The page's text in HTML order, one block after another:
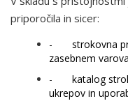
priporočila in sicer:
- strokovna
zasebnem
- katalog
ukrepov in